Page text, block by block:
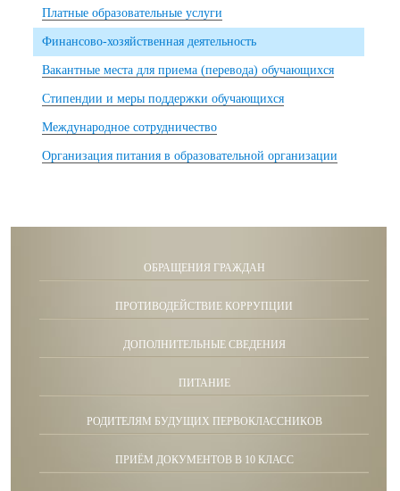
Платные образовательные услуги
Финансово-хозяйственная деятельность
Вакантные места для приема (перевода) обучающихся
Стипендии и меры поддержки обучающихся
Международное сотрудничество
Организация питания в образовательной организации
ОБРАЩЕНИЯ ГРАЖДАН
ПРОТИВОДЕЙСТВИЕ КОРРУПЦИИ
ДОПОЛНИТЕЛЬНЫЕ СВЕДЕНИЯ
ПИТАНИЕ
РОДИТЕЛЯМ БУДУЩИХ ПЕРВОКЛАССНИКОВ
ПРИЁМ ДОКУМЕНТОВ В 10 КЛАСС